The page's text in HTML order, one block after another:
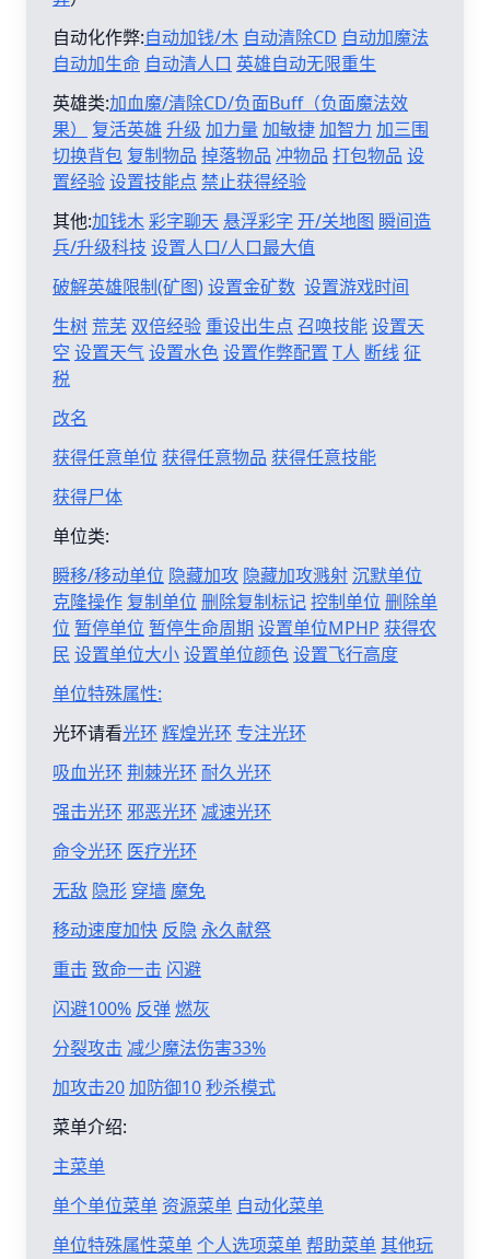
自动化作弊:自动加钱/木 自动清除CD 自动加魔法
自动加生命 自动清人口 英雄自动无限重生
英雄类:加血魔/清除CD/负面Buff（负面魔法效
果）
复活英雄 升级 加力量 加敏捷加智力 加三围
切换背包 复制物品 掉落物品 冲物品 打包物品 设
置经验设置技能点 禁止获得经验
其他:加钱木彩字聊天 悬浮彩字 开/关地图 瞬间造
兵/升级科技 设置人口/人口最大值
破解英雄限制(矿图)设置金矿数 设置游戏时间
生树 荒芜 双倍经验 重设出生点 召唤技能设置天
空 设置天气设置水色设置作弊配置 T人 断线征
税
改名
获得任意单位 获得任意物品 获得任意技能
获得尸体
单位类:
瞬移/移动单位 隐藏加攻 隐藏加攻溅射沉默单位
克隆操作 复制单位 删除复制标记控制单位 删除单
位 暂停单位 暂停生命周期 设置单位MPHP 获得农
民 设置单位大小设置单位颜色设置飞行高度
单位特殊属性:
光环请看光环 辉煌光环 专注光环
吸血光环 荆棘光环 耐久光环
强击光环 邪恶光环 减速光环
命令光环 医疗光环
无敌 隐形 穿墙 魔免
移动速度加快 反隐 永久献祭
重击 致命一击 闪避
闪避100% 反弹燃灰
分裂攻击 减少魔法伤害33%
加攻击20加防御10秒杀模式
菜单介绍:
主菜单
单个单位菜单 资源菜单 自动化菜单
单位特殊属性菜单个人选项菜单帮助菜单其他玩